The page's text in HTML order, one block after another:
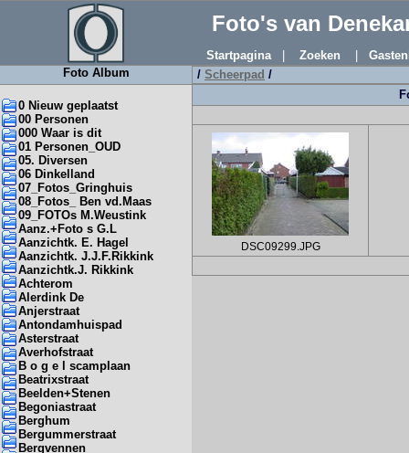
Foto's van
Startpagina| Zoeken
Foto Album
0 Nieuw geplaatst
00 Personen
000 Waar is dit
01 Personen_OUD
05. Diversen
06 Dinkelland
07_Fotos_Gringhuis
08_Fotos_ Ben vd.Maas
09_FOTOs M.Weustink
Aanz.+Foto s G.L
Aanzichtk. E. Hagel
Aanzichtk. J.J.F.Rikkink
Aanzichtk.J. Rikkink
Achterom
Alerdink De
Anjerstraat
Antondamhuispad
Asterstraat
Averhofstraat
B o g e l scamplaan
Beatrixstraat
Beelden+Stenen
Begoniastraat
Berghum
Bergummerstraat
Bergvennen
/ Scheerpad /
DSC09299.JPG